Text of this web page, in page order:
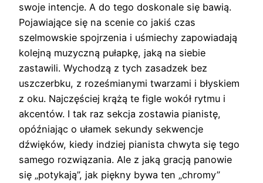
swoje intencje. A do tego doskonale się bawią.
Pojawiające się na scenie co jakiś czas
szelmowskie spojrzenia i uśmiechy zapowiadają
kolejną muzyczną pułapkę, jaką na siebie
zastawili. Wychodzą z tych zasadzek bez
uszczerbku, z roześmianymi twarzami i błyskiem
z oku. Najczęściej krążą te figle wokół rytmu i
akcentów. I tak raz sekcja zostawia pianistę,
opóźniając o ułamek sekundy sekwencje
dźwięków, kiedy indziej pianista chwyta się tego
samego rozwiązania. Ale z jaką gracją panowie
się „potykają”, jak piękny bywa ten „chromy”